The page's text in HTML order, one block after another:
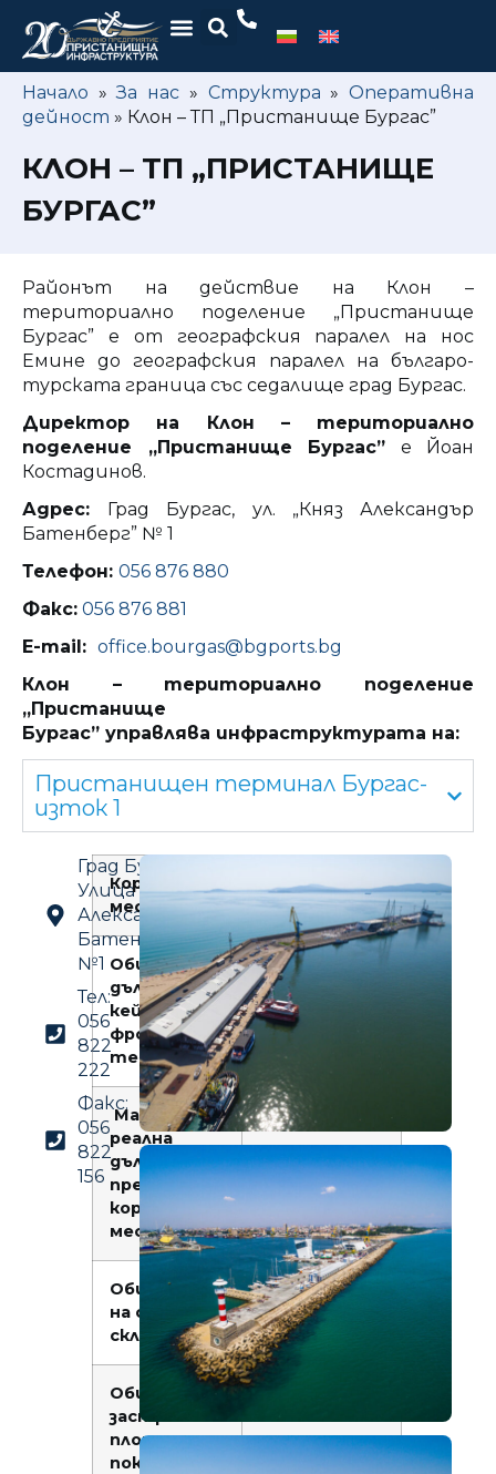
Начало »За нас » Структура »Оперативна
дейност » Клон – ТП „Пристанище Бургас”
КЛОН – ТП „ПРИСТАНИЩЕ
БУРГАС”
Районът на действие на Клон –
териториално поделение „Пристанище
Бургас” е от географския паралел на нос
Емине до географския паралел на българо-
турската граница със седалище град Бургас.
Директор на Клон – териториално
поделение „Пристанище Бургас” е Йоан
Костадинов.
Адрес: Град Бургас, ул. „Княз Александър
Батенберг” № 1
Телефон: 056 876 880
Факс: 056 876 881
E-mail: office.bourgas@bgports.bg
Клон – териториално поделение
„Пристанище
Бургас” управлява инфраструктурата на:
Пристанищен терминал Бургас-
изток 1
Град Бургас,
Улица „Княз
Александър
Батенберг”
№1
Тел:
056
822
222
Факс:
056
822
156
Корабни
места:
14
Обща
дължина на
кейовият
фронт на
терминала:
2020 м
Максимална
реална
дълбочина
пред
корабните
места:
7,00 м
Обща площ
на открити
складове:
21 510 кв. м
Обща
застроена
площ на
покрити